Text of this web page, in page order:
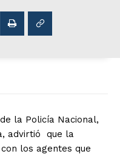
la Policía Nacional,
advirtió que la
los agentes que